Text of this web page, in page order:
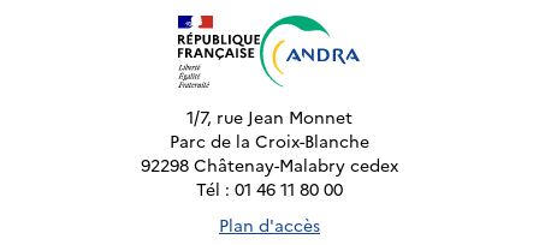
1/7, rue Jean Monnet
Parc de la Croix-Blanche
92298 Châtenay-Malabry cedex
Tél : 01 46 11 80 00
Plan d'accès